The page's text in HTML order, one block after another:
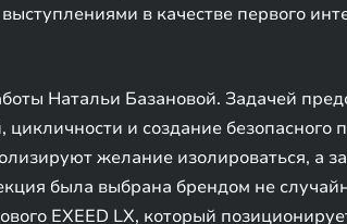
в качестве первого
Натальи Базановой. Задачей
и создание безопасного
желание изолироваться, а
была выбрана брендом не
EXEED LX, который